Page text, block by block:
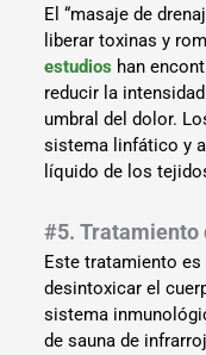
El “masaje de
liberar toxinas y
estudios han
reducir la
umbral del dolor.
sistema linfático y
líquido de los
#5. Tratamiento
Este tratamiento
desintoxicar el
sistema
de sauna de